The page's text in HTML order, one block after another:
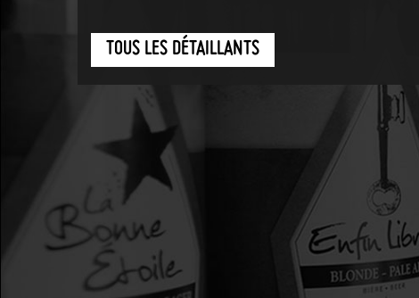
TOUS LES DÉTAILLANTS